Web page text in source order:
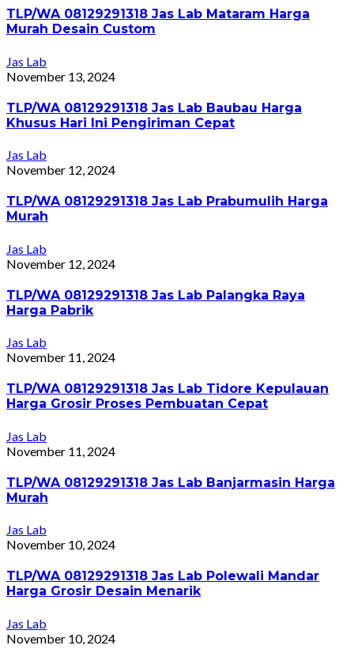
TLP/WA 08129291318 Jas Lab Mataram Harga
Murah Desain Custom
Jas Lab
November 13, 2024
TLP/WA 08129291318 Jas Lab Baubau Harga
Khusus Hari Ini Pengiriman Cepat
Jas Lab
November 12, 2024
TLP/WA 08129291318 Jas Lab Prabumulih Harga
Murah
Jas Lab
November 12, 2024
TLP/WA 08129291318 Jas Lab Palangka Raya
Harga Pabrik
Jas Lab
November 11, 2024
TLP/WA 08129291318 Jas Lab Tidore Kepulauan
Harga Grosir Proses Pembuatan Cepat
Jas Lab
November 11, 2024
TLP/WA 08129291318 Jas Lab Banjarmasin Harga
Murah
Jas Lab
November 10, 2024
TLP/WA 08129291318 Jas Lab Polewali Mandar
Harga Grosir Desain Menarik
Jas Lab
November 10, 2024